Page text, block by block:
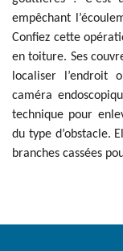
empêchant
Confiez cette
en toiture. Ses
localiser l’endroit
caméra
technique pour
du type d’obstacle.
branches cassées